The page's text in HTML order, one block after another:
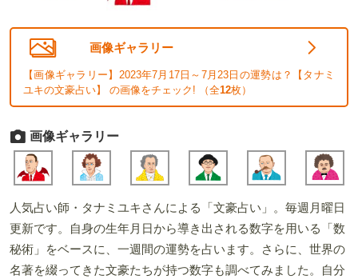
画像ギャラリー
【画像ギャラリー】2023年7月17日～7月23日の運勢は？【タナミ
ユキの文豪占い】 の画像をチェック! （全12枚）
画像ギャラリー
人気占い師・タナミユキさんによる「文豪占い」。毎週月曜日
更新です。自身の生年月日から導き出される数字を用いる「数
秘術」をベースに、一週間の運勢を占います。さらに、世界の
名著を綴ってきた文豪たちが持つ数字も調べてみました。自分